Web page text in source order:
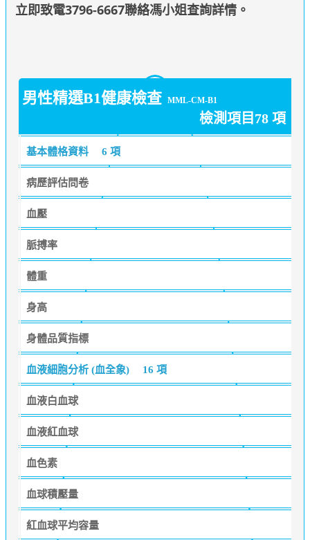
立即致電3796-6667聯絡馮小姐查詢詳情。
男性精選B1健康檢查 MML-CM-B1
檢測項目78 項
基本體格資料 6 項
病歷評估問卷
血壓
脈搏率
體重
身高
身體品質指標
血液細胞分析 (血全象) 16 項
血液白血球
血液紅血球
血色素
血球積壓量
紅血球平均容量